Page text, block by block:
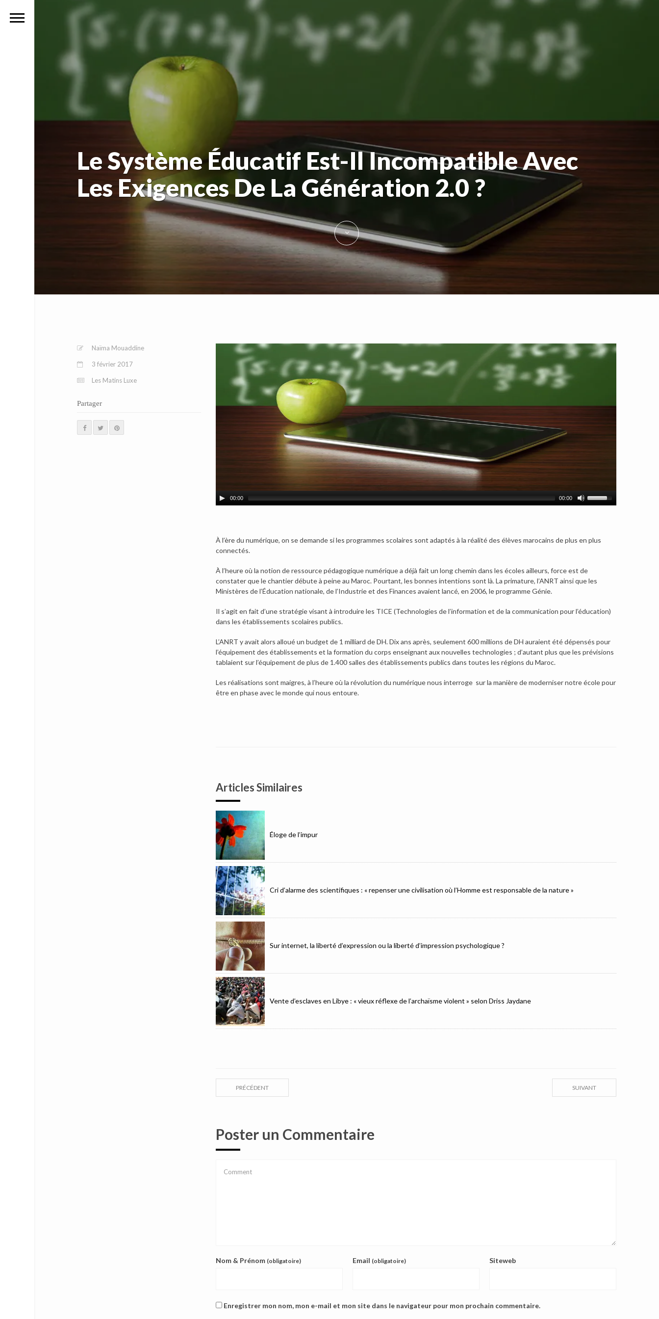
Le Système Éducatif Est-Il Incompatible Avec
Les Exigences De La Génération 2.0 ?
Naïma Mouaddine
3 février 2017
Les Matins Luxe
Partager
00:00 00:00
À l’ère du numérique, on se demande si les programmes scolaires sont adaptés à la réalité des élèves marocains de plus en plus
connectés.
À l’heure où la notion de ressource pédagogique numérique a déjà fait un long chemin dans les écoles ailleurs, force est de
constater que le chantier débute à peine au Maroc. Pourtant, les bonnes intentions sont là. La primature, l’ANRT ainsi que les
Ministères de l’Éducation nationale, de l’Industrie et des Finances avaient lancé, en 2006, le programme Génie.
Il s’agit en fait d’une stratégie visant à introduire les TICE (Technologies de l’information et de la communication pour l’éducation)
dans les établissements scolaires publics.
L’ANRT y avait alors alloué un budget de 1 milliard de DH. Dix ans après, seulement 600 millions de DH auraient été dépensés pour
l’équipement des établissements et la formation du corps enseignant aux nouvelles technologies ; d’autant plus que les prévisions
tablaient sur l’équipement de plus de 1.400 salles des établissements publics dans toutes les régions du Maroc.
Les réalisations sont maigres, à l’heure où la révolution du numérique nous interroge sur la manière de moderniser notre école pour
être en phase avec le monde qui nous entoure.
Articles Similaires
Éloge de l’impur
Cri d’alarme des scientifiques : « repenser une civilisation où l’Homme est responsable de la nature »
Sur internet, la liberté d’expression ou la liberté d’impression psychologique ?
Vente d’esclaves en Libye : « vieux réflexe de l’archaïsme violent » selon Driss Jaydane
SUIVANT
PRÉCÉDENT
Poster un Commentaire
Nom & Prénom (obligatoire) Email (obligatoire) Siteweb
Enregistrer mon nom, mon e-mail et mon site dans le navigateur pour mon prochain commentaire.